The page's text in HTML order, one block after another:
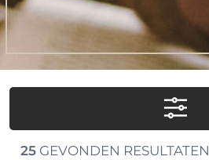
25GEVONDEN RESULTATEN